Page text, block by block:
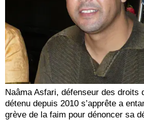
Naâma Asfari, défenseur des droits
détenu depuis 2010 s’apprête a
grève de la faim pour dénoncer sa